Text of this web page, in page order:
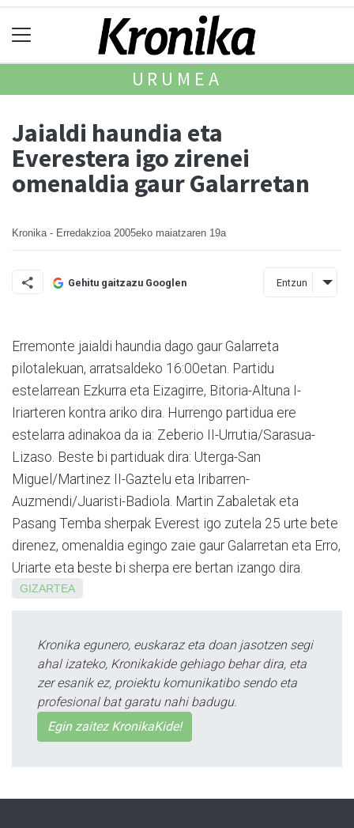
URUMEA
Jaialdi haundia eta
Everestera igo zirenei
omenaldia gaur Galarretan
Kronika - Erredakzioa 2005eko maiatzaren 19a
Gehitu gaitzazu Googlen Entzun
Erremonte jaialdi haundia dago gaur Galarreta
pilotalekuan, arratsaldeko 16:00etan. Partidu
estelarrean Ezkurra eta Eizagirre, Bitoria-Altuna I-
Iriarteren kontra ariko dira. Hurrengo partidua ere
estelarra adinakoa da ia: Zeberio II-Urrutia/Sarasua-
Lizaso. Beste bi partiduak dira: Uterga-San
Miguel/Martinez II-Gaztelu eta Iribarren-
Auzmendi/Juaristi-Badiola. Martin Zabaletak eta
Pasang Temba sherpak Everest igo zutela 25 urte bete
direnez, omenaldia egingo zaie gaur Galarretan eta Erro,
Uriarte eta beste bi sherpa ere bertan izango dira.
GIZARTEA
Kronika egunero, euskaraz eta doan jasotzen segi
ahal izateko, Kronikakide gehiago behar dira, eta
zer esanik ez, proiektu komunikatibo sendo eta
profesional bat garatu nahi badugu.
Egin zaitez KronikaKide!